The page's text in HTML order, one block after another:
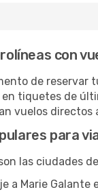
con
de reservar
tiquetes de
vuelos directos
para
las ciudades
a Marie